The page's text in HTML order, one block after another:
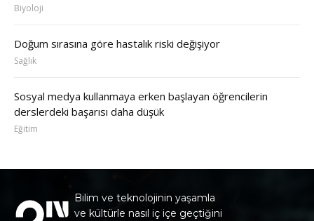
Biyoloji
Doğum sırasına göre hastalık riski değişiyor
Sağlık
Sosyal medya kullanmaya erken başlayan öğrencilerin
derslerdeki başarısı daha düşük
Eğitim
Bilim ve teknolojinin yaşamla
ve kültürle nasıl iç içe geçtiğini